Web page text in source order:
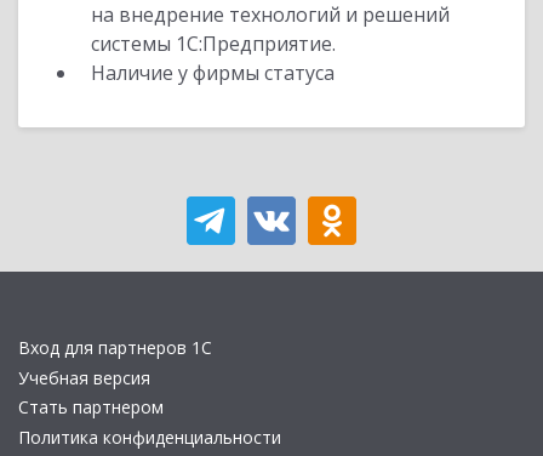
на внедрение технологий и решений
системы 1С:Предприятие.
Наличие у фирмы статуса
Вход для партнеров 1С
Учебная версия
Стать партнером
Политика конфиденциальности